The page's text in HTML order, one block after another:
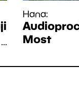
...
Hana:
Most